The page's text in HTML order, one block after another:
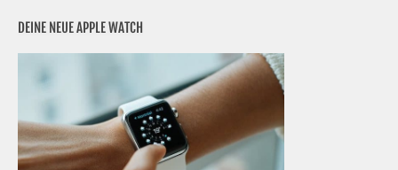
DEINE NEUE APPLE WATCH